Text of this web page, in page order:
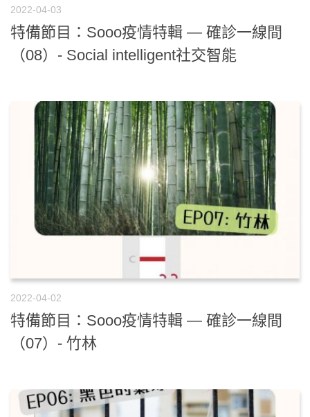
2022-04-03
特備節目：Sooo疫情特輯 — 確診一線間
（08）- Social intelligent社交智能
2022-04-02
特備節目：Sooo疫情特輯 — 確診一線間
（07）- 竹林